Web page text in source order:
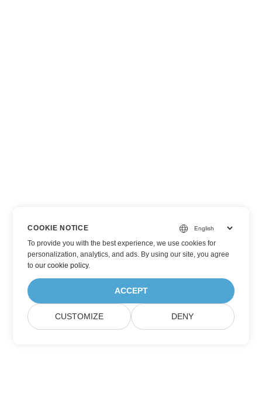
COOKIE NOTICE
To provide you with the best experience, we use cookies for
personalization, analytics, and ads. By using our site, you agree
toour cookie policy.
ACCEPT
CUSTOMIZE DENY